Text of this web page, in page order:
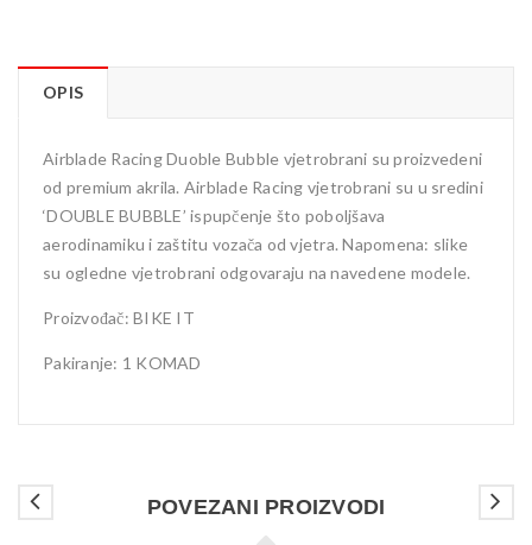
OPIS
Airblade Racing Duoble Bubble vjetrobrani su proizvedeni
od premium akrila. Airblade Racing vjetrobrani su u sredini
‘DOUBLE BUBBLE’ ispupčenje što poboljšava
aerodinamiku i zaštitu vozača od vjetra. Napomena: slike
su ogledne vjetrobrani odgovaraju na navedene modele.
Proizvođač: BIKE IT
Pakiranje: 1 KOMAD
POVEZANI PROIZVODI